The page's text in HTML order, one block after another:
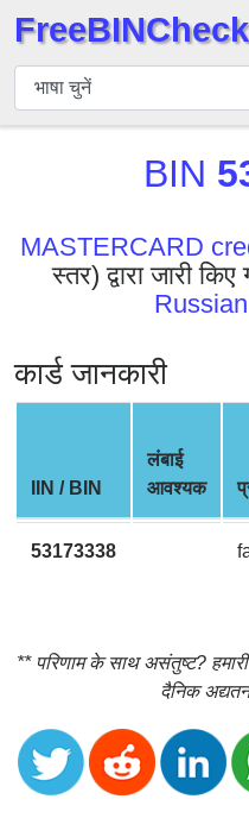
बिन
चेकर
संख्या
Generator
BIN
CC
Generator
Validator
Credit
BIN
MASTERCARD
स्तर) द्वारा जारी किए
कार्ड जानकारी
IIN / BIN
लंबाई
आवश्यक
53173338
** परिणाम के साथ असंतुष्ट?
दैनिक